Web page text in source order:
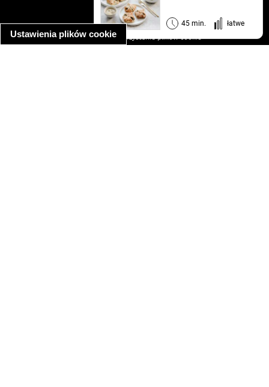
Ustawienia plików cookie
45 min. łatwe
regulamin
informacja o prywatności
informacja o wykorzystaniu plików cookie